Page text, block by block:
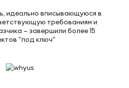
идеально вписывающуюся в
требованиям и
— завершили более 15
"под ключ"